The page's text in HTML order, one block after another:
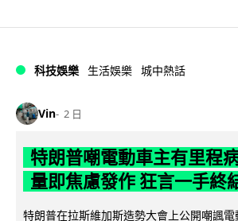
科技娛樂 生活娛樂 城中熱話
Vin 2 日
特朗普嘲電動車主有里程
量即焦慮發作 狂言一手終
特朗普在拉斯維加斯造勢大會上公開嘲諷